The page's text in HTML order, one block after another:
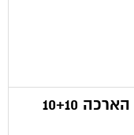
כבל סולארי תקני 4 ממ"ר גמיש הארכה 10+10